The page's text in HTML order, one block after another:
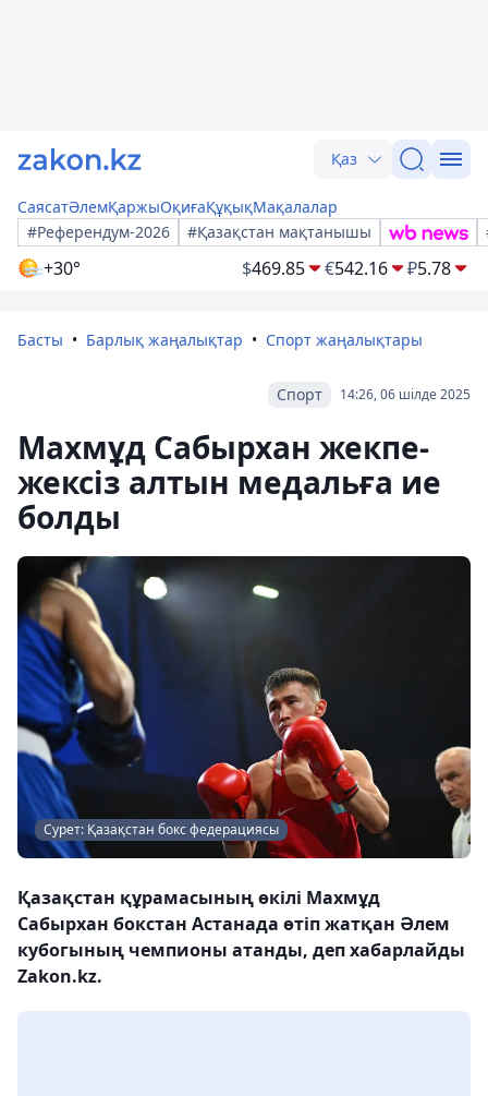
Қаз
СаясатӘлемҚаржыОқиғаҚұқықМақалалар
#Референдум-2026
#Қазақстан мақтанышы
+30° $469.85 €542.16 ₽5.78
Басты Барлық жаңалықтар Спорт жаңалықтары
14:26, 06 шілде 2025
Спорт
Махмұд Сабырхан жекпе-
жексіз алтын медальға ие
болды
Сурет: Қазақстан бокс федерациясы
Қазақстан құрамасының өкілі Махмұд
Сабырхан бокстан Астанада өтіп жатқан Әлем
кубогының чемпионы атанды, деп хабарлайды
Zakon.kz.